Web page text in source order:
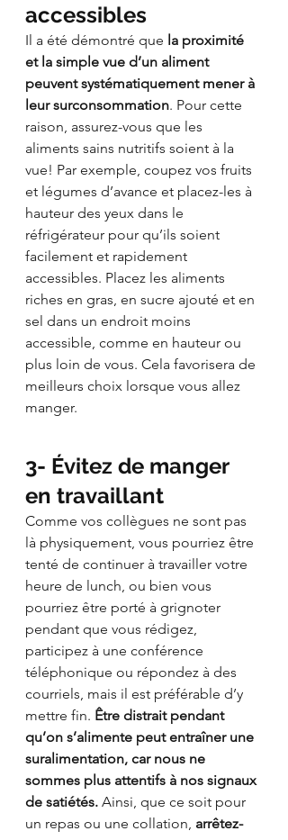
accessibles
Il a été démontré que la proximité
et la simple vue d’un aliment
peuvent systématiquement mener à
leur surconsommation. Pour cette
raison, assurez-vous que les
aliments sains nutritifs soient à la
vue! Par exemple, coupez vos fruits
et légumes d’avance et placez-les à
hauteur des yeux dans le
réfrigérateur pour qu’ils soient
facilement et rapidement
accessibles. Placez les aliments
riches en gras, en sucre ajouté et en
sel dans un endroit moins
accessible, comme en hauteur ou
plus loin de vous. Cela favorisera de
meilleurs choix lorsque vous allez
manger.
3- Évitez de manger
en travaillant
Comme vos collègues ne sont pas
là physiquement, vous pourriez être
tenté de continuer à travailler votre
heure de lunch, ou bien vous
pourriez être porté à grignoter
pendant que vous rédigez,
participez à une conférence
téléphonique ou répondez à des
courriels, mais il est préférable d’y
mettre fin. Être distrait pendant
qu’on s’alimente peut entraîner une
suralimentation, car nous ne
sommes plus attentifs à nos signaux
de satiétés. Ainsi, que ce soit pour
un repas ou une collation, arrêtez-